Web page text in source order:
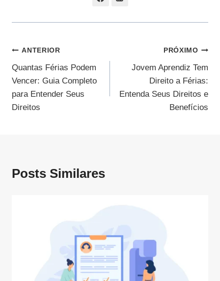
Navegação
De
Post
ANTERIOR
Quantas Férias Podem
Vencer: Guia Completo
para Entender Seus
Direitos
PRÓXIMO
Jovem Aprendiz Tem
Direito a Férias:
Entenda Seus Direitos e
Benefícios
Posts Similares